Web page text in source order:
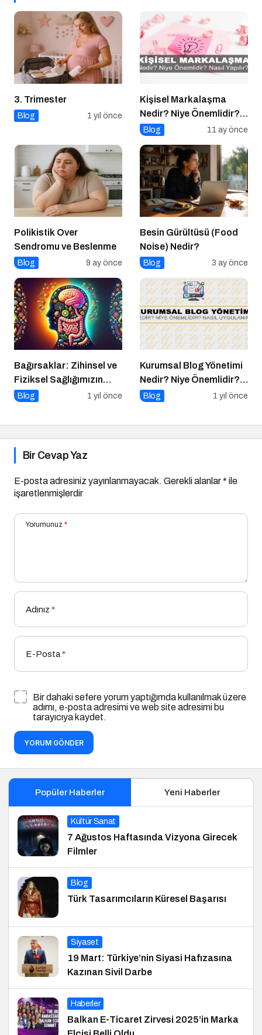
3. Trimester
Blog 1 yıl önce
Kişisel Markalaşma
Nedir? Niye Önemlidir?
Kişisel Markalaşma
Blog 11 ay önce
Polikistik Over
Sendromu ve Beslenme
Blog 9 ay önce
Besin Gürültüsü (Food
Noise) Nedir?
Blog 3 ay önce
Bağırsaklar: Zihinsel ve
Fiziksel Sağlığımızın
Gizli Yöneticisi!
Blog 1 yıl önce
Kurumsal Blog Yönetimi
Nedir? Niye Önemlidir?
Kurumsal Blog Yönetimi
Blog 1 yıl önce
Bir Cevap Yaz
E-posta adresiniz yayınlanmayacak. Gerekli alanlar* ile
işaretlenmişlerdir
Yorumunuz *
Adınız *
E-Posta*
Bir dahaki sefere yorum yaptığımda kullanılmak üzere
adımı, e-posta adresimi ve web site adresimi bu
tarayıcıya kaydet.
YORUM GÖNDER
Popüler Haberler Yeni Haberler
Kültür Sanat
7 Ağustos Haftasında Vizyona Girecek
Filmler
Blog
Türk Tasarımcıların Küresel Başarısı
Siyaset
19 Mart: Türkiye’nin Siyasi Hafızasına
Kazınan Sivil Darbe
Haberler
Balkan E-Ticaret Zirvesi 2025’in Marka